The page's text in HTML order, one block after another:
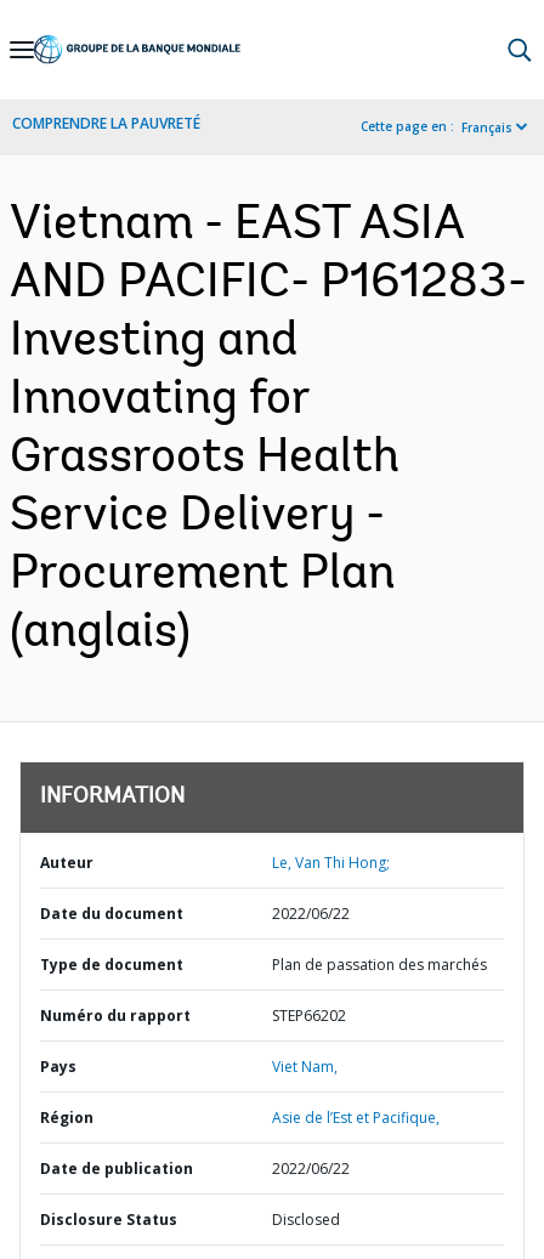
Skip
Navigation
COMPRENDRE LA PAUVRETÉ Cette page en : Français
Vietnam - EAST ASIA
AND PACIFIC- P161283-
Investing and
Innovating for
Grassroots Health
Service Delivery -
Procurement Plan
(anglais)
INFORMATION
Auteur Le, Van Thi Hong;
Date du document 2022/06/22
Type de document Plan de passation des marchés
Numéro du rapport STEP66202
Pays Viet Nam,
Région Asie de l’Est et Pacifique,
Date de publication 2022/06/22
Disclosure Status Disclosed